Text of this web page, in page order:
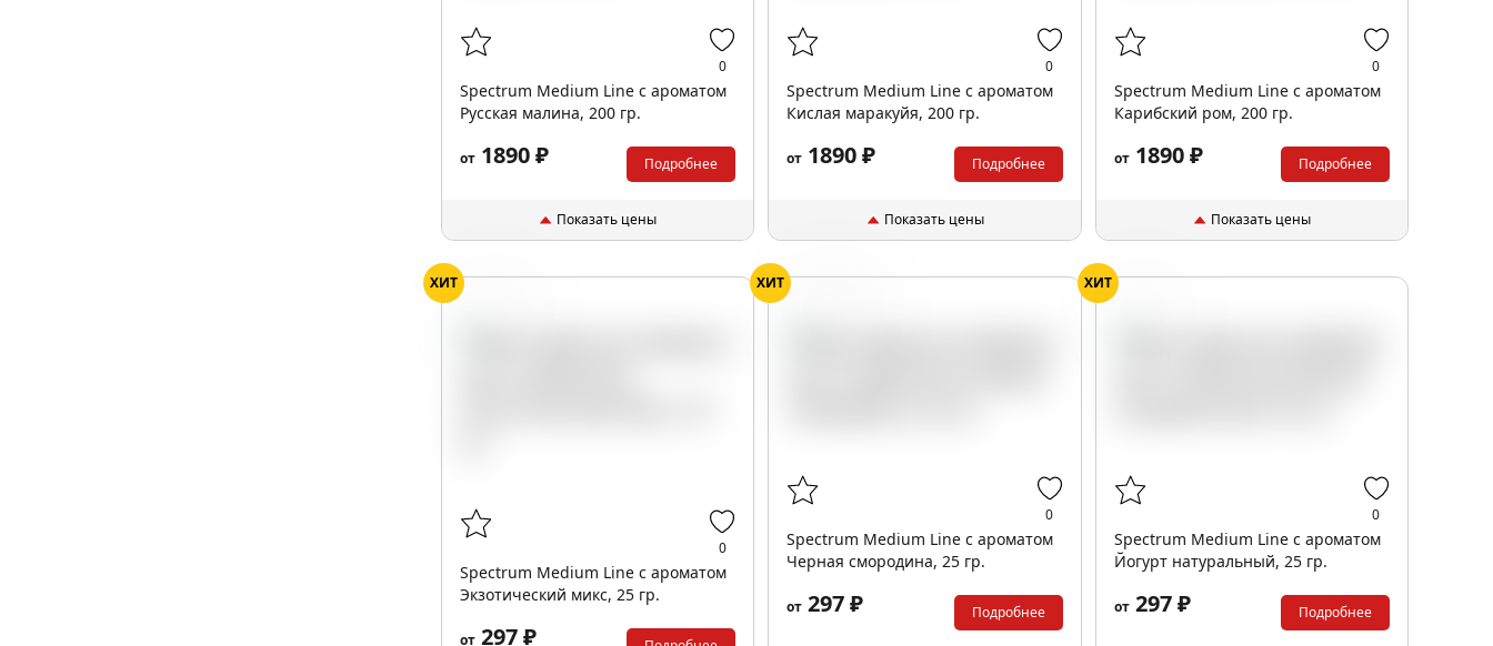
0
Spectrum Medium Line с ароматом
Русская малина, 200 гр.
от 1890 ₽ Подробнее
Показать цены
0
Spectrum Medium Line с ароматом
Кислая маракуйя, 200 гр.
от 1890 ₽ Подробнее
Показать цены
0
Spectrum Medium Line с ароматом
Карибский ром, 200 гр.
от1890 ₽ Подробнее
Показать цены
ХИТ
0
Spectrum Medium Line с ароматом
Экзотический микс, 25 гр.
от 297 ₽
ХИТ
0
Spectrum Medium Line с ароматом
Черная смородина, 25 гр.
от 297 ₽ Подробнее
ХИТ
0
Spectrum Medium Line с ароматом
Йогурт натуральный, 25 гр.
от297 ₽ Подробнее